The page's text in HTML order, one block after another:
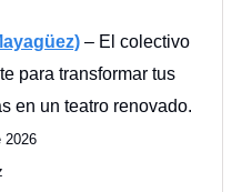
– El colectivo
para transformar tus
en un teatro renovado.
2026